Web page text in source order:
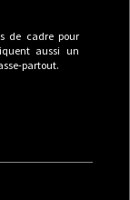
de cadre pour
aussi un
partout.